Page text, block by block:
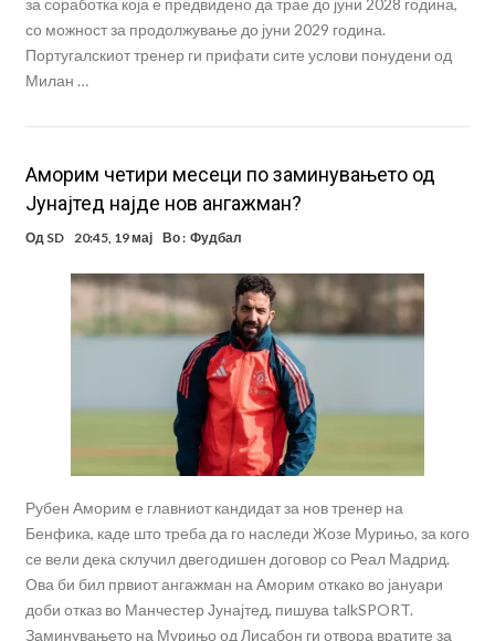
за соработка која е предвидено да трае до јуни 2028 година,
со можност за продолжување до јуни 2029 година.
Португалскиот тренер ги прифати сите услови понудени од
Милан …
Аморим четири месеци по заминувањето од
Јунајтед најде нов ангажман?
Од SD 20:45, 19 мај Во : Фудбал
Рубен Аморим е главниот кандидат за нов тренер на
Бенфика, каде што треба да го наследи Жозе Мурињо, за кого
се вели дека склучил двегодишен договор со Реал Мадрид.
Ова би бил првиот ангажман на Аморим откако во јануари
доби отказ во Манчестер Јунајтед, пишува talkSPORT.
Заминувањето на Мурињо од Лисабон ги отвора вратите за